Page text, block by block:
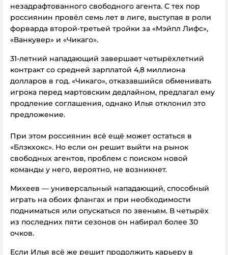
незадрафтованного свободного агента. С тех пор
россиянин провёл семь лет в лиге, выступая в роли
форварда второй-третьей тройки за «Мэйпл Лифс»,
«Ванкувер» и «Чикаго».
31-летний нападающий завершает четырёхлетний
контракт со средней зарплатой 4,8 миллиона
долларов в год. «Чикаго», отказавшийся обменивать
игрока перед мартовским дедлайном, предлагал ему
продление соглашения, однако Илья отклонил это
предложение.
При этом россиянин всё ещё может остаться в
«Блэкхокс». Но если он решит выйти на рынок
свободных агентов, проблем с поиском новой
команды у него, вероятно, не возникнет.
Михеев — универсальный нападающий, способный
играть на обоих флангах и при необходимости
подниматься или опускаться по звеньям. В четырёх
из последних пяти сезонов он набирал более 30
очков.
Если Илья всё же решит продолжить карьеру в